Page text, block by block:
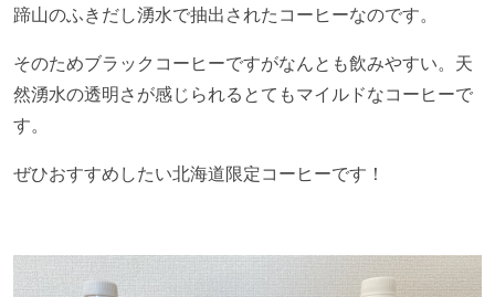
蹄山のふきだし湧水で抽出されたコーヒーなのです。
そのためブラックコーヒーですがなんとも飲みやすい。天
然湧水の透明さが感じられるとてもマイルドなコーヒーで
す。
ぜひおすすめしたい北海道限定コーヒーです！